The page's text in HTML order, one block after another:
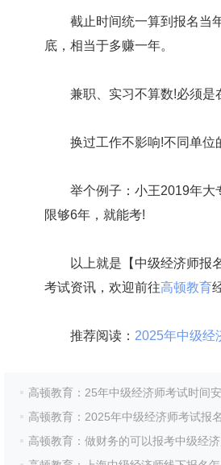
截止时间统一算到报名当年
底，相当于多赚一年。
兼职、实习不算数!必须是
换过工作不影响!不同单位
举个例子：小王2019年大专
限够6年，就能考!
以上就是【中级经济师报名
考试资讯，欢迎前往高顿教育
推荐阅读： 2025年中级经
高顿教育：25年中级经济师考试时间
高顿教育：2025年中级经济师考试报名时间
高顿教育：做财务的可以报考中级经